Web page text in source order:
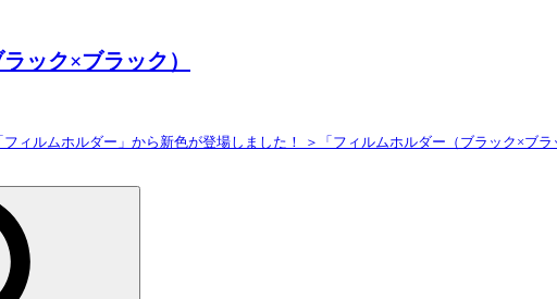
ック×ブラック）
ィルムホルダー」から新色が登場しました！ ＞「フィルムホルダー（ブラック×ブ